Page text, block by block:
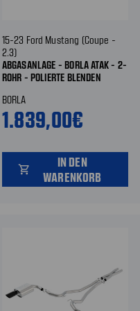
15-23 Ford Mustang (Coupe -
2.3)
ABGASANLAGE - BORLA ATAK - 2-
ROHR - POLIERTE BLENDEN
BORLA
1.839,00€
shopping_cart
IN DEN
WARENKORB